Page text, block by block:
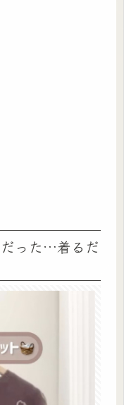
った…着るだ